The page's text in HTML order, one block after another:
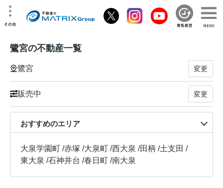
鷺宮の不動産一覧
鷺宮 変更
販売中 変更
おすすめのエリア
大泉学園町 /赤塚 /大泉町 /西大泉 /田柄 /土支田 /
東大泉 /石神井台 /春日町 /南大泉